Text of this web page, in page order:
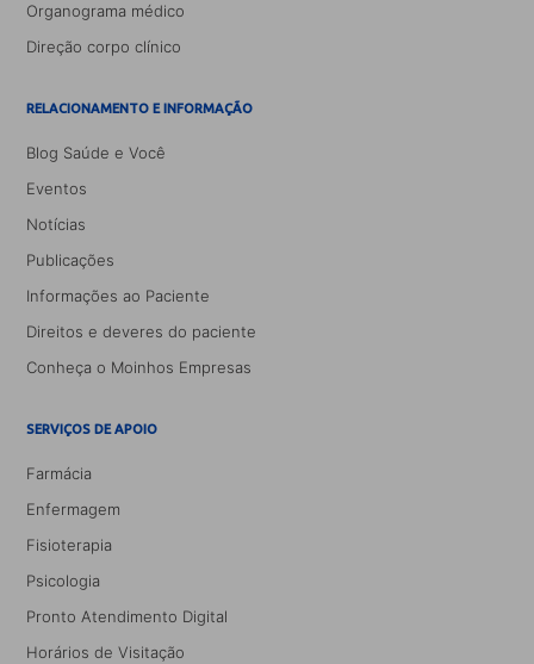
Organograma médico
Direção corpo clínico
RELACIONAMENTO E INFORMAÇÃO
Blog Saúde e Você
Eventos
Notícias
Publicações
Informações ao Paciente
Direitos e deveres do paciente
Conheça o Moinhos Empresas
SERVIÇOS DE APOIO
Farmácia
Enfermagem
Fisioterapia
Psicologia
Pronto Atendimento Digital
Horários de Visitação